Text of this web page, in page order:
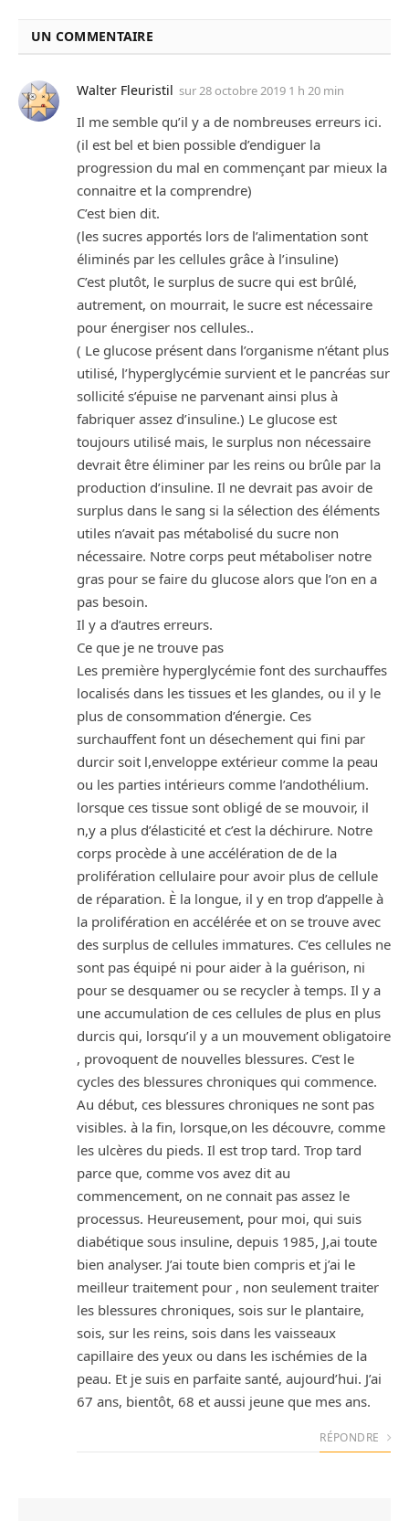
UN COMMENTAIRE
Walter Fleuristil sur28 octobre 2019 1 h 20 min
Il me semble qu’il y a de nombreuses erreurs ici.
(il est bel et bien possible d’endiguer la
progression du mal en commençant par mieux la
connaitre et la comprendre)
C’est bien dit.
(les sucres apportés lors de l’alimentation sont
éliminés par les cellules grâce à l’insuline)
C’est plutôt, le surplus de sucre qui est brûlé,
autrement, on mourrait, le sucre est nécessaire
pour énergiser nos cellules..
( Le glucose présent dans l’organisme n’étant plus
utilisé, l’hyperglycémie survient et le pancréas sur
sollicité s’épuise ne parvenant ainsi plus à
fabriquer assez d’insuline.) Le glucose est
toujours utilisé mais, le surplus non nécessaire
devrait être éliminer par les reins ou brûle par la
production d’insuline. Il ne devrait pas avoir de
surplus dans le sang si la sélection des éléments
utiles n’avait pas métabolisé du sucre non
nécessaire. Notre corps peut métaboliser notre
gras pour se faire du glucose alors que l’on en a
pas besoin.
Il y a d’autres erreurs.
Ce que je ne trouve pas
Les première hyperglycémie font des surchauffes
localisés dans les tissues et les glandes, ou il y le
plus de consommation d’énergie. Ces
surchauffent font un désechement qui fini par
durcir soit l,enveloppe extérieur comme la peau
ou les parties intérieurs comme l’andothélium.
lorsque ces tissue sont obligé de se mouvoir, il
n,y a plus d’élasticité et c’est la déchirure. Notre
corps procède à une accélération de de la
prolifération cellulaire pour avoir plus de cellule
de réparation. È la longue, il y en trop d’appelle à
la prolifération en accélérée et on se trouve avec
des surplus de cellules immatures. C’es cellules ne
sont pas équipé ni pour aider à la guérison, ni
pour se desquamer ou se recycler à temps. Il y a
une accumulation de ces cellules de plus en plus
durcis qui, lorsqu’il y a un mouvement obligatoire
, provoquent de nouvelles blessures. C’est le
cycles des blessures chroniques qui commence.
Au début, ces blessures chroniques ne sont pas
visibles. à la fin, lorsque,on les découvre, comme
les ulcères du pieds. Il est trop tard. Trop tard
parce que, comme vos avez dit au
commencement, on ne connait pas assez le
processus. Heureusement, pour moi, qui suis
diabétique sous insuline, depuis 1985, J,ai toute
bien analyser. J’ai toute bien compris et j’ai le
meilleur traitement pour , non seulement traiter
les blessures chroniques, sois sur le plantaire,
sois, sur les reins, sois dans les vaisseaux
capillaire des yeux ou dans les ischémies de la
peau. Et je suis en parfaite santé, aujourd’hui. J’ai
67 ans, bientôt, 68 et aussi jeune que mes ans.
RÉPONDRE